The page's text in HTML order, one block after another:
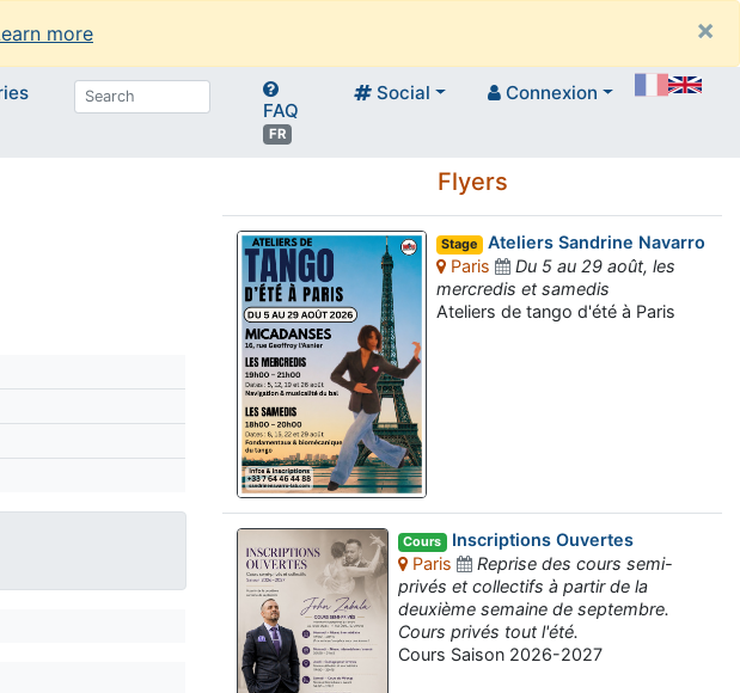
more
×
FAQ
FR
Social Connexion
Flyers
Stage Ateliers Sandrine Navarro
Paris
Du 5 au 29 août, les
mercredis et samedis
Ateliers de tango d'été à Paris
Cours Inscriptions Ouvertes
Paris
Reprise des cours semi-
privés et collectifs à partir de la
deuxième semaine de septembre.
Cours privés tout l'été.
Cours Saison 2026-2027